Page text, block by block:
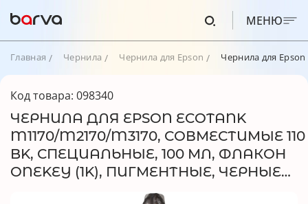
МЕНЮ
Главная Чернила Чернила для Epson Чернила для
Код товара: 098340
ЧЕРНИЛА ДЛЯ EPSON ECOTANK
M1170/M2170/M3170, СОВМЕСТИМЫЕ 110
BK, СПЕЦИАЛЬНЫЕ, 100 МЛ, ФЛАКОН
ONEKEY (1K), ПИГМЕНТНЫЕ, ЧЕРНЫЕ
BARVA (E110-724-1K)